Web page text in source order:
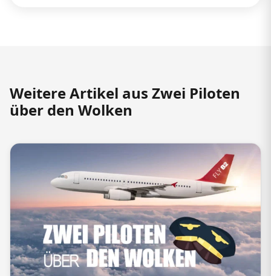
Weitere Artikel aus Zwei Piloten
über den Wolken